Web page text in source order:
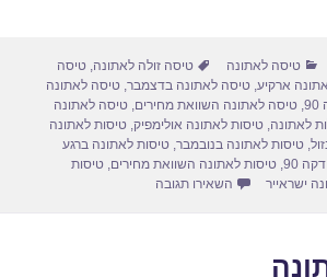
e
קטגוריות
טיסה לאתונה תגיות
טיסה זולה לאתונה,טיסה
ארקיע,טיסה לאתונה בדצמבר,טיסה לאתונה
,טיסה לאתונה השוואת מחירים,טיסה לאתונה
לאתונה,טיסות לאתונה אולימפיק,טיסות לאתונה
,טיסות לאתונה בנובמבר,טיסות לאתונה ברגע
90
,טיסות לאתונה השוואת מחירים,טיסות
ישראייר השאירו תגובה